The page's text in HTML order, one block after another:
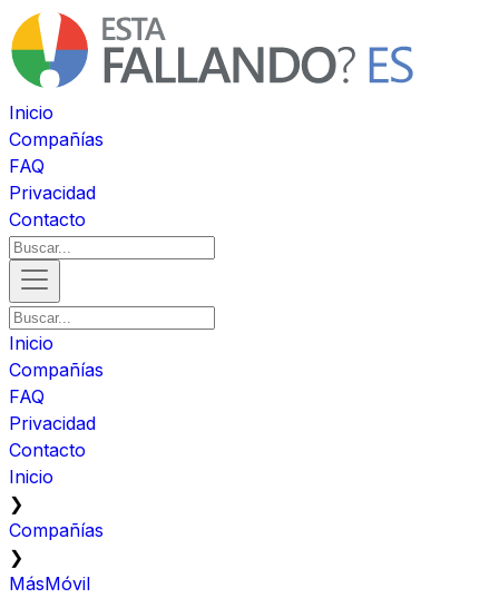
Inicio
Compañías
FAQ
Privacidad
Contacto
Inicio
Compañías
FAQ
Privacidad
Contacto
Inicio
❯
Compañías
❯
MásMóvil